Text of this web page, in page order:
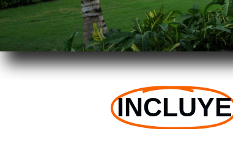
INCLUYE